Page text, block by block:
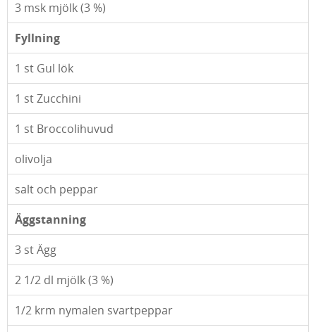
3 msk mjölk (3 %)
Fyllning
1 st Gul lök
1 st Zucchini
1 st Broccolihuvud
olivolja
salt och peppar
Äggstanning
3 st Ägg
2 1/2 dl mjölk (3 %)
1/2 krm nymalen svartpeppar